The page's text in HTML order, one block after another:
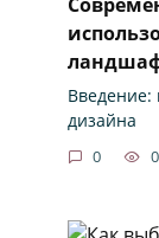
Введение:
дизайна
0 0